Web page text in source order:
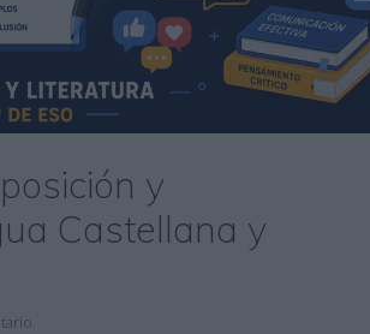
y
Castellana y